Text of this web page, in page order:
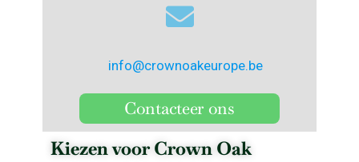
info@crownoakeurope.be
Contacteer ons
Kiezen voor Crown Oak